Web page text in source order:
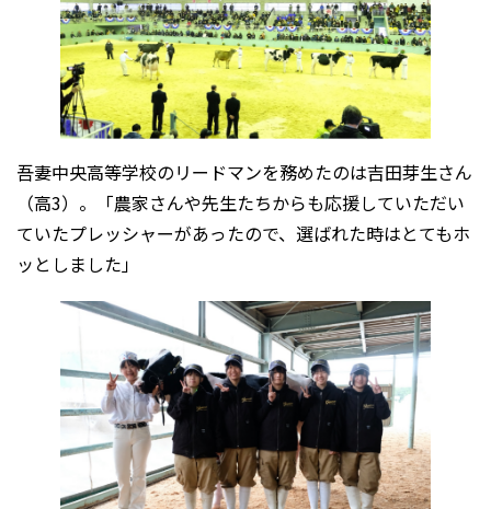
吾妻中央高等学校のリードマンを務めたのは吉田芽生さん
（高3）。「農家さんや先生たちからも応援していただい
ていたプレッシャーがあったので、選ばれた時はとてもホ
ッとしました」